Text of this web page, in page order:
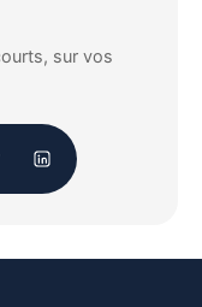
sur vos